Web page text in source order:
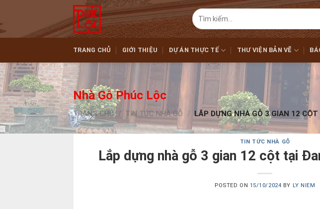
content
Tìm
kiếm:
TRANG CHỦ GIỚI THIỆU DỰ ÁN THỰC TẾ THƯ VIỆN BẢN VẼ
Nhà Gỗ Phúc Lộc
TRANG CHỦ / TIN TỨC NHÀ GỖ / LẮP DỰNG NHÀ GỖ 3 GIAN 12
TIN TỨC NHÀ GỖ
Lắp dựng nhà gỗ 3 gian 12 cột tại
POSTED ON 15/10/2024 BY LY NIEM